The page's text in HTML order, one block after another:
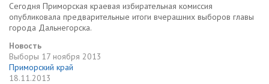
Сегодня Приморская краевая избирательная комиссия
опубликовала предварительные итоги вчерашних выборов главы
города Дальнегорска.
Новость
Выборы 17 ноября 2013
Приморский край
18.11.2013